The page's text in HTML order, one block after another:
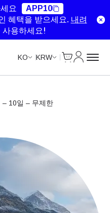
요
APP10
혜택을 받으세요. 내려
사용하세요!
KO KRW
– 10일 – 무제한
Unlimited Data
Unlimited Data
Unlimited Data
Unlimited Data